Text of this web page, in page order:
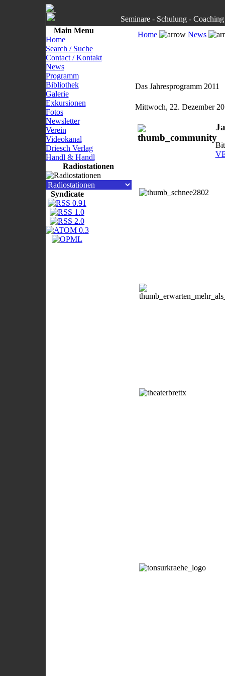
Seminare - Schulung -
Main Menu
Home
Search / Suche
Contact / Kontakt
News
Programm
Bibliothek
Galerie
Exkursionen
Fotos
Newsletter
Verein
Videokanal
Driesch Verlag
Handl & Handl
Radiostationen
Syndicate
Home News
Das Jahresprogramm 2011
Mittwoch, 22. Dezember